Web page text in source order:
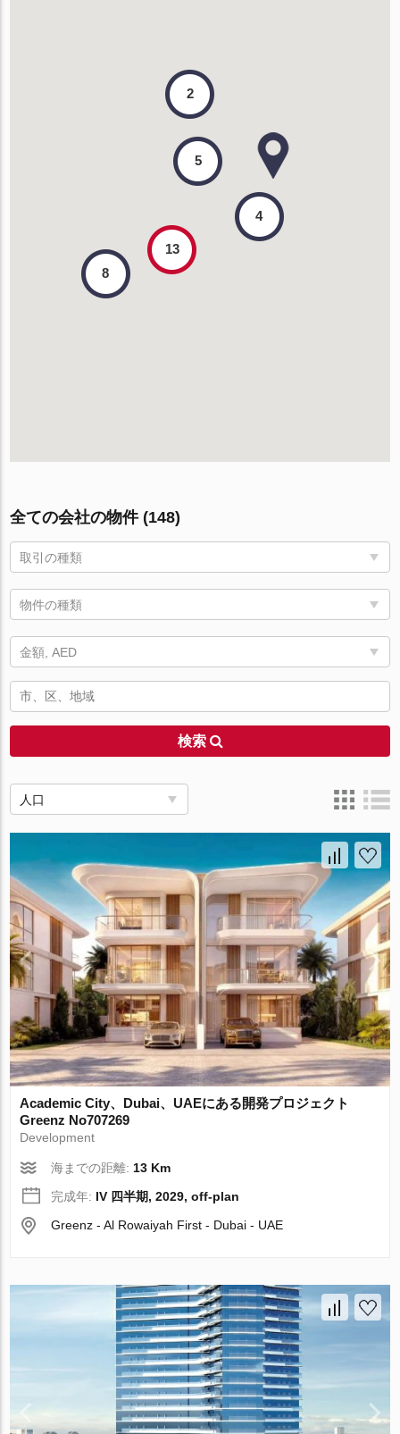
5
13
4
8
2
全ての会社の物件 (148)
取引の種類
物件の種類
金額, AED
検索
人口
Academic City、Dubai、UAEにある開発プロジェクト
Greenz No707269
Development
海までの距離: 13 Km
完成年: IV 四半期, 2029, off-plan
Greenz - Al Rowaiyah First - Dubai - UAE